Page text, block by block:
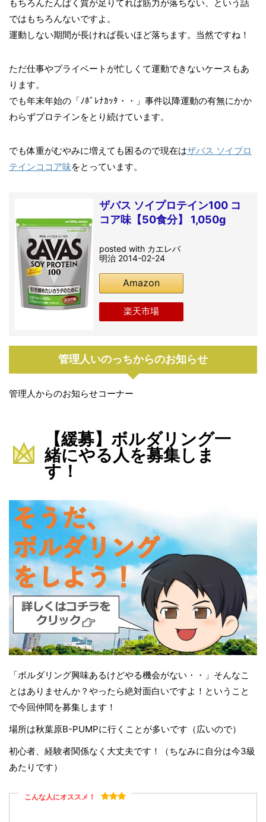
もちろんたんぱく質が足りてれば筋力が落ちない、という話
ではもちろんないですよ。
運動しない期間が長ければ長いほど落ちます。当然ですね！
ただ仕事やプライベートが忙しくて運動できないケースもあ
ります。
でも年末年始の「ﾉﾎﾞﾚﾅｶｯﾀ・・」事件以降運動の有無にかか
わらずプロテインをとり続けています。
でも体重がむやみに増えても困るので現在はザバス ソイプロ
テインココア味をとっています。
ザバス ソイプロテイン100 コ
コア味【50食分】 1,050g
posted with カエレバ
明治 2014-02-24
Amazon
楽天市場
管理人いのっちからのお知らせ
管理人からのお知らせコーナー
【緩募】ボルダリング一
緒にやる人を募集しま
す！
「ボルダリング興味あるけどやる機会がない・・」そんなこ
とはありませんか？やったら絶対面白いですよ！ということ
で今回仲間を募集します！
場所は秋葉原B-PUMPに行くことが多いです（広いので）
初心者、経験者関係なく大丈夫です！（ちなみに自分は今3級
あたりです）
こんな人にオススメ！